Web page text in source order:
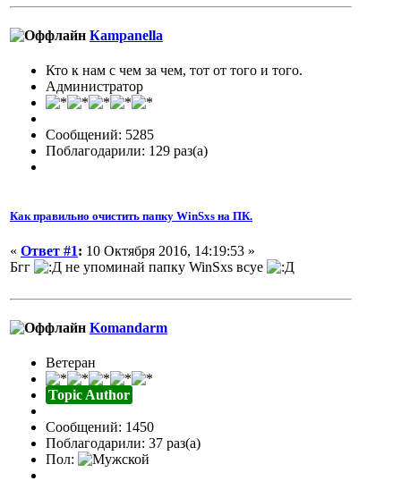
Кampanella
Кто к нам с чем за чем, тот от того и того.
Администратор
Сообщений: 5285
Поблагодарили: 129 раз(а)
Как правильно очистить папку WinSxs на ПК.
« Ответ #1: 10 Октября 2016, 14:19:53 »
Бгг
не упоминай папку WinSxs всуе
Komandarm
Ветеран
Topic Author
Сообщений: 1450
Поблагодарили: 37 раз(а)
Пол: